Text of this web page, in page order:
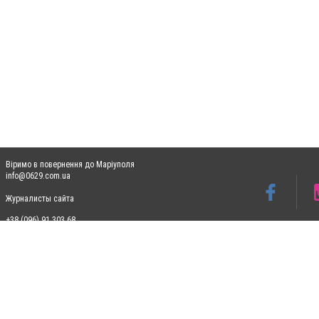
Віримо в повернення до Маріуполя
info@0629.com.ua
Журналисты сайта
+38 (096) 91 303 68